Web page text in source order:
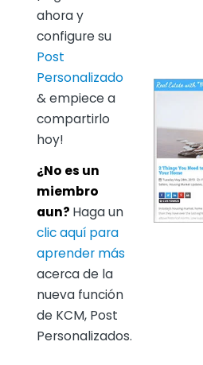
ahora y
configure su
Post
Personalizado
& empiece a
compartirlo
hoy!
¿No es un
miembro
aun? Haga un
clic aquí para
aprender más
acerca de la
nueva función
de KCM, Post
Personalizados.